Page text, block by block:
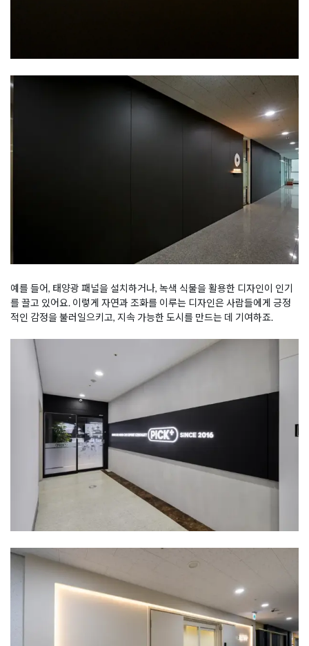
예를 들어, 태양광 패널을 설치하거나, 녹색 식물을 활용한 디자인이 인기
를 끌고 있어요. 이렇게 자연과 조화를 이루는 디자인은 사람들에게 긍정
적인 감정을 불러일으키고, 지속 가능한 도시를 만드는 데 기여하죠.